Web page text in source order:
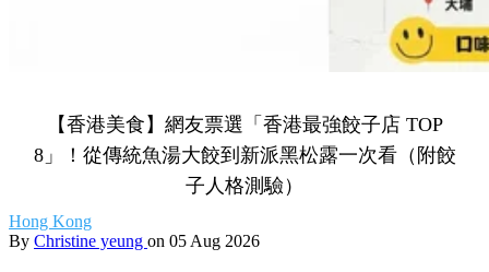
【香港美食】網友票選「香港最強餃子店 TOP
8」！從傳統魚湯大餃到新派黑松露一次看（附餃
子人格測驗）
Hong Kong
By Christine yeung on 05 Aug 2026